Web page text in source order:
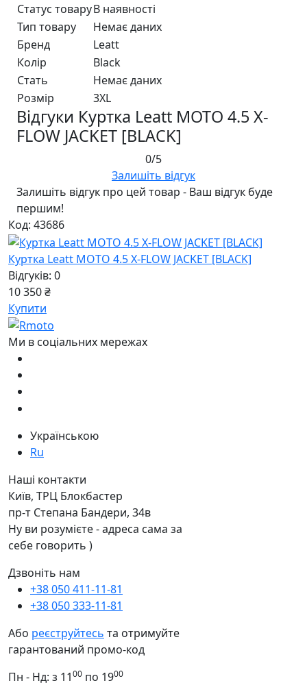
Статус товаруВ наявності
Тип товару
Немає даних
Бренд
Leatt
Колір
Black
Стать
Немає даних
Розмір
3XL
Відгуки Куртка Leatt MOTO 4.5 X-
FLOW JACKET [BLACK]
0/5
Залишіть відгук
Залишіть відгук про цей товар - Ваш відгук буде
першим!
Код: 43686
Куртка Leatt MOTO 4.5 X-FLOW JACKET [BLACK]
Відгуків: 0
10 350 ₴
Купити
Ми в соціальних мережах
Українською
Ru
Наші контакти
Київ, ТРЦ Блокбастер
пр-т Степана Бандери, 34в
Ну ви розумієте - адреса сама за
себе говорить )
Дзвоніть нам
+38 050 411-11-81
+38 050 333-11-81
Або реєструйтесь та отримуйте
гарантований промо-код
Пн - Нд: з 1100 по 1900